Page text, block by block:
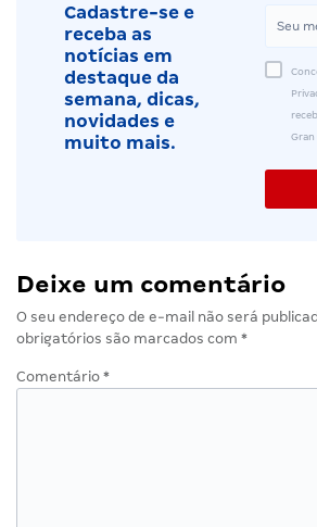
Cadastre-se e
receba as
notícias em
destaque da
semana, dicas,
novidades e
muito mais.
Gran
Deixe um comentário
O seu endereço de e-mail não será
obrigatórios são marcados com *
Comentário *